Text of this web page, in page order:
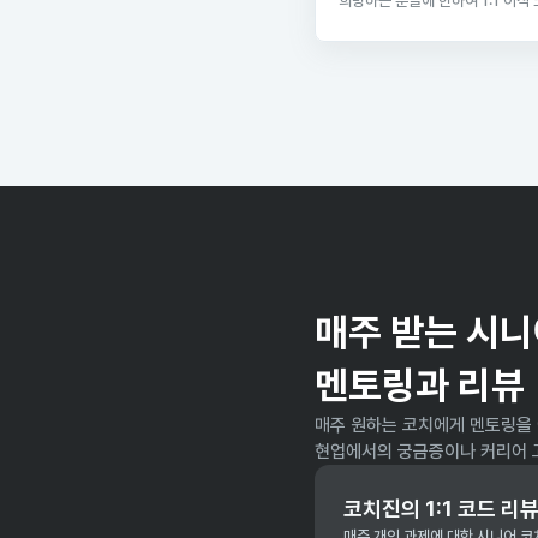
매주 받는 시
멘토링과 리뷰
매주 원하는 코치에게 멘토링
현업에서의 궁금증이나 커리어
코치진의 1:1 코드 리뷰